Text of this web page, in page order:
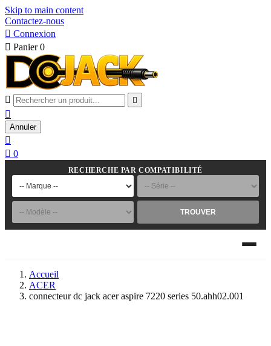
Skip to main content
Contactez-nous
 Connexion
 Panier 0
 

Annuler

 0
RECHERCHE PAR COMPATIBILITÉ
TROUVER
Accueil
ACER
connecteur dc jack acer aspire 7220 series 50.ahh02.001